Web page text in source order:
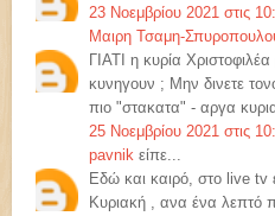
23 Νοεμβρίου 2021 στις
Μαιρη Τσαμη-
ΓΙΑΤΙ η κυρία
κυνηγουν ; Μην δινετε
πιο "στακατα" - αργα
25 Νοεμβρίου 2021 στις
pavnik είπε...
Εδώ και καιρό, στο live
Κυριακή , ανα ένα λεπτό